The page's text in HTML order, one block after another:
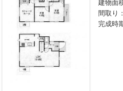
建物面
間取り
完成時